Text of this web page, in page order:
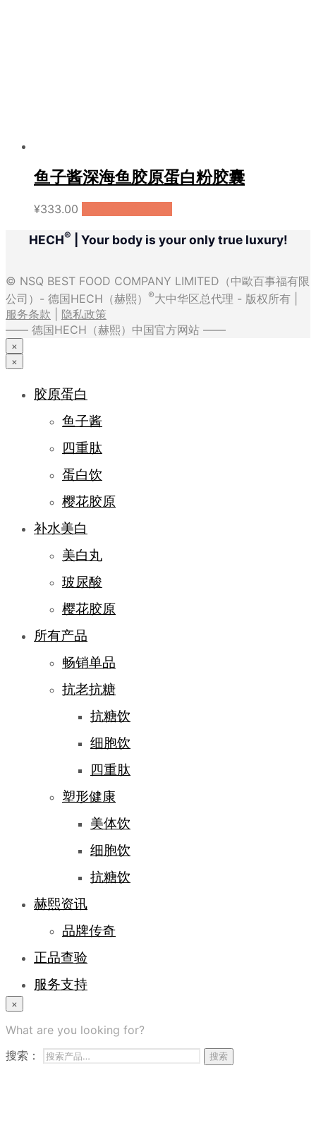
鱼子酱深海鱼胶原蛋白粉胶囊
¥333.00
HECH® | Your body is your only true luxury!
© NSQ BEST FOOD COMPANY LIMITED（中歐百事福有限
公司）- 德国HECH（赫熙）
®大中华区总代理 - 版权所有 |
服务条款
隐私政策
—— 德国HECH（赫熙）中国官方网站 ——
×
×
胶原蛋白
鱼子酱
四重肽
蛋白饮
樱花胶原
补水美白
美白丸
玻尿酸
樱花胶原
所有产品
畅销单品
抗老抗糖
抗糖饮
细胞饮
四重肽
塑形健康
美体饮
细胞饮
抗糖饮
赫熙资讯
品牌传奇
正品查验
服务支持
常见问题
商务合作
×
What are you looking for?
搜索：
搜索